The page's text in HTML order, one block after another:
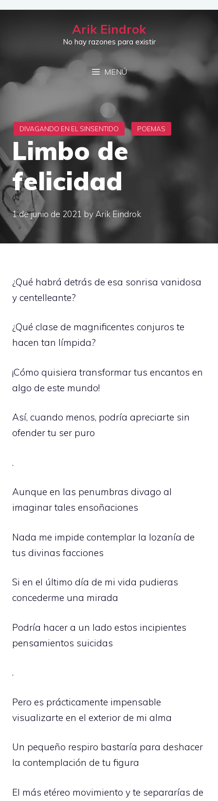
Saltar
Arik Eindrok
No hay razones para existir
MENÚ
Limbo de
felicidad
1 de junio de 2021 by Arik Eindrok
¿Qué habrá detrás de esa sonrisa vanidosa
y centelleante?
¿Qué clase de magnificentes conjuros te
hacen tan límpida?
¡Cómo quisiera transformar tus encantos en
algo de este mundo!
Así, cuando menos, podría apreciarte sin
ofender tu ser puro
.
Aunque en las penumbras divago al
imaginar tales ensoñaciones
Nada me impide contemplar la lozanía de
tus divinas facciones
Si en el último día de mi vida pudieras
concederme una mirada
Podría hacer a un lado estos incipientes
pensamientos suicidas
.
Pero es prácticamente impensable
visualizarte en el exterior de mi alma
Un pequeño respiro bastaría para deshacer
la contemplación de tu figura
El más etéreo movimiento y te separarías de